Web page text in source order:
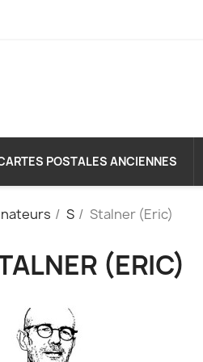
POSTALES ANCIENNES
S Stalner (Eric)
(ERIC)